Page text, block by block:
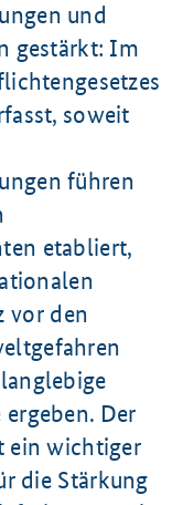
und
gestärkt: Im
soweit
führen
etabliert,
vor den
Der
ein wichtiger
die Stärkung